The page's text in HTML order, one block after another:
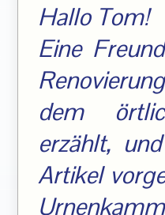
Hallo Tom!
Eine
dem
erzählt,
Artikel